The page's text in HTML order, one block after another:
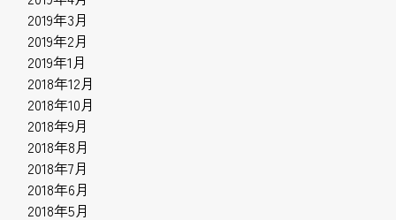
2019年3月
2019年2月
2019年1月
2018年12月
2018年10月
2018年9月
2018年8月
2018年7月
2018年6月
2018年5月